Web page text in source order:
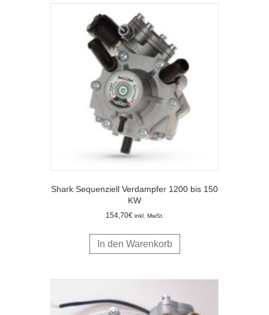
Shark Sequenziell Verdampfer 1200 bis 150
KW
154,70€ inkl. MwSt.
In den Warenkorb